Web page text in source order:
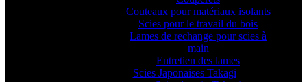
Couteaux pour matériaux isolants
Scies pour le travail du bois
Lames de rechange pour scies à
main
Entretien des lames
Scies Japonaises Takagi